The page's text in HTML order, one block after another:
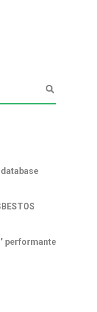
performante